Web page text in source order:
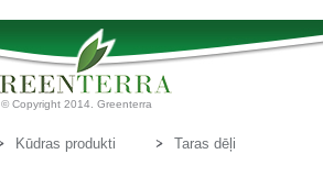
© Copyright 2014. Greenterra
Kūdras produkti
Taras dēļi